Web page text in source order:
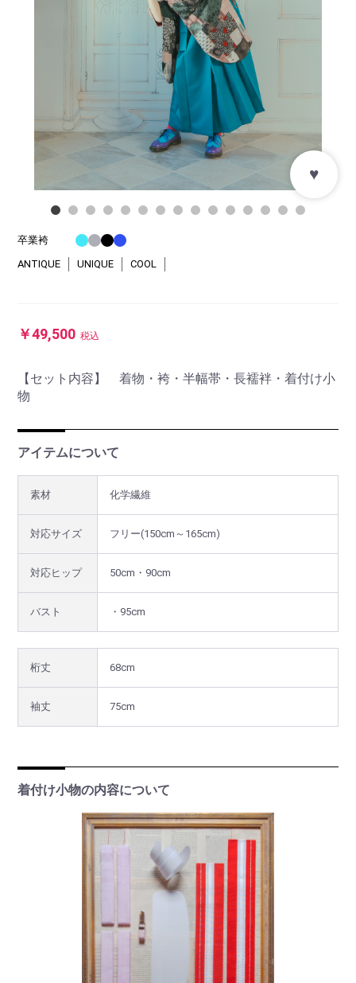
♥
卒業袴
ANTIQUE
UNIQUE COOL
￥49,500 税込
【セット内容】 着物・袴・半幅帯・長襦袢・着付け小
物
アイテムについて
素材 化学繊維
対応サイズ フリー(150cm～165cm)
対応ヒップ 50cm・90cm
バスト ・95cm
桁丈 68cm
袖丈 75cm
着付け小物の内容について